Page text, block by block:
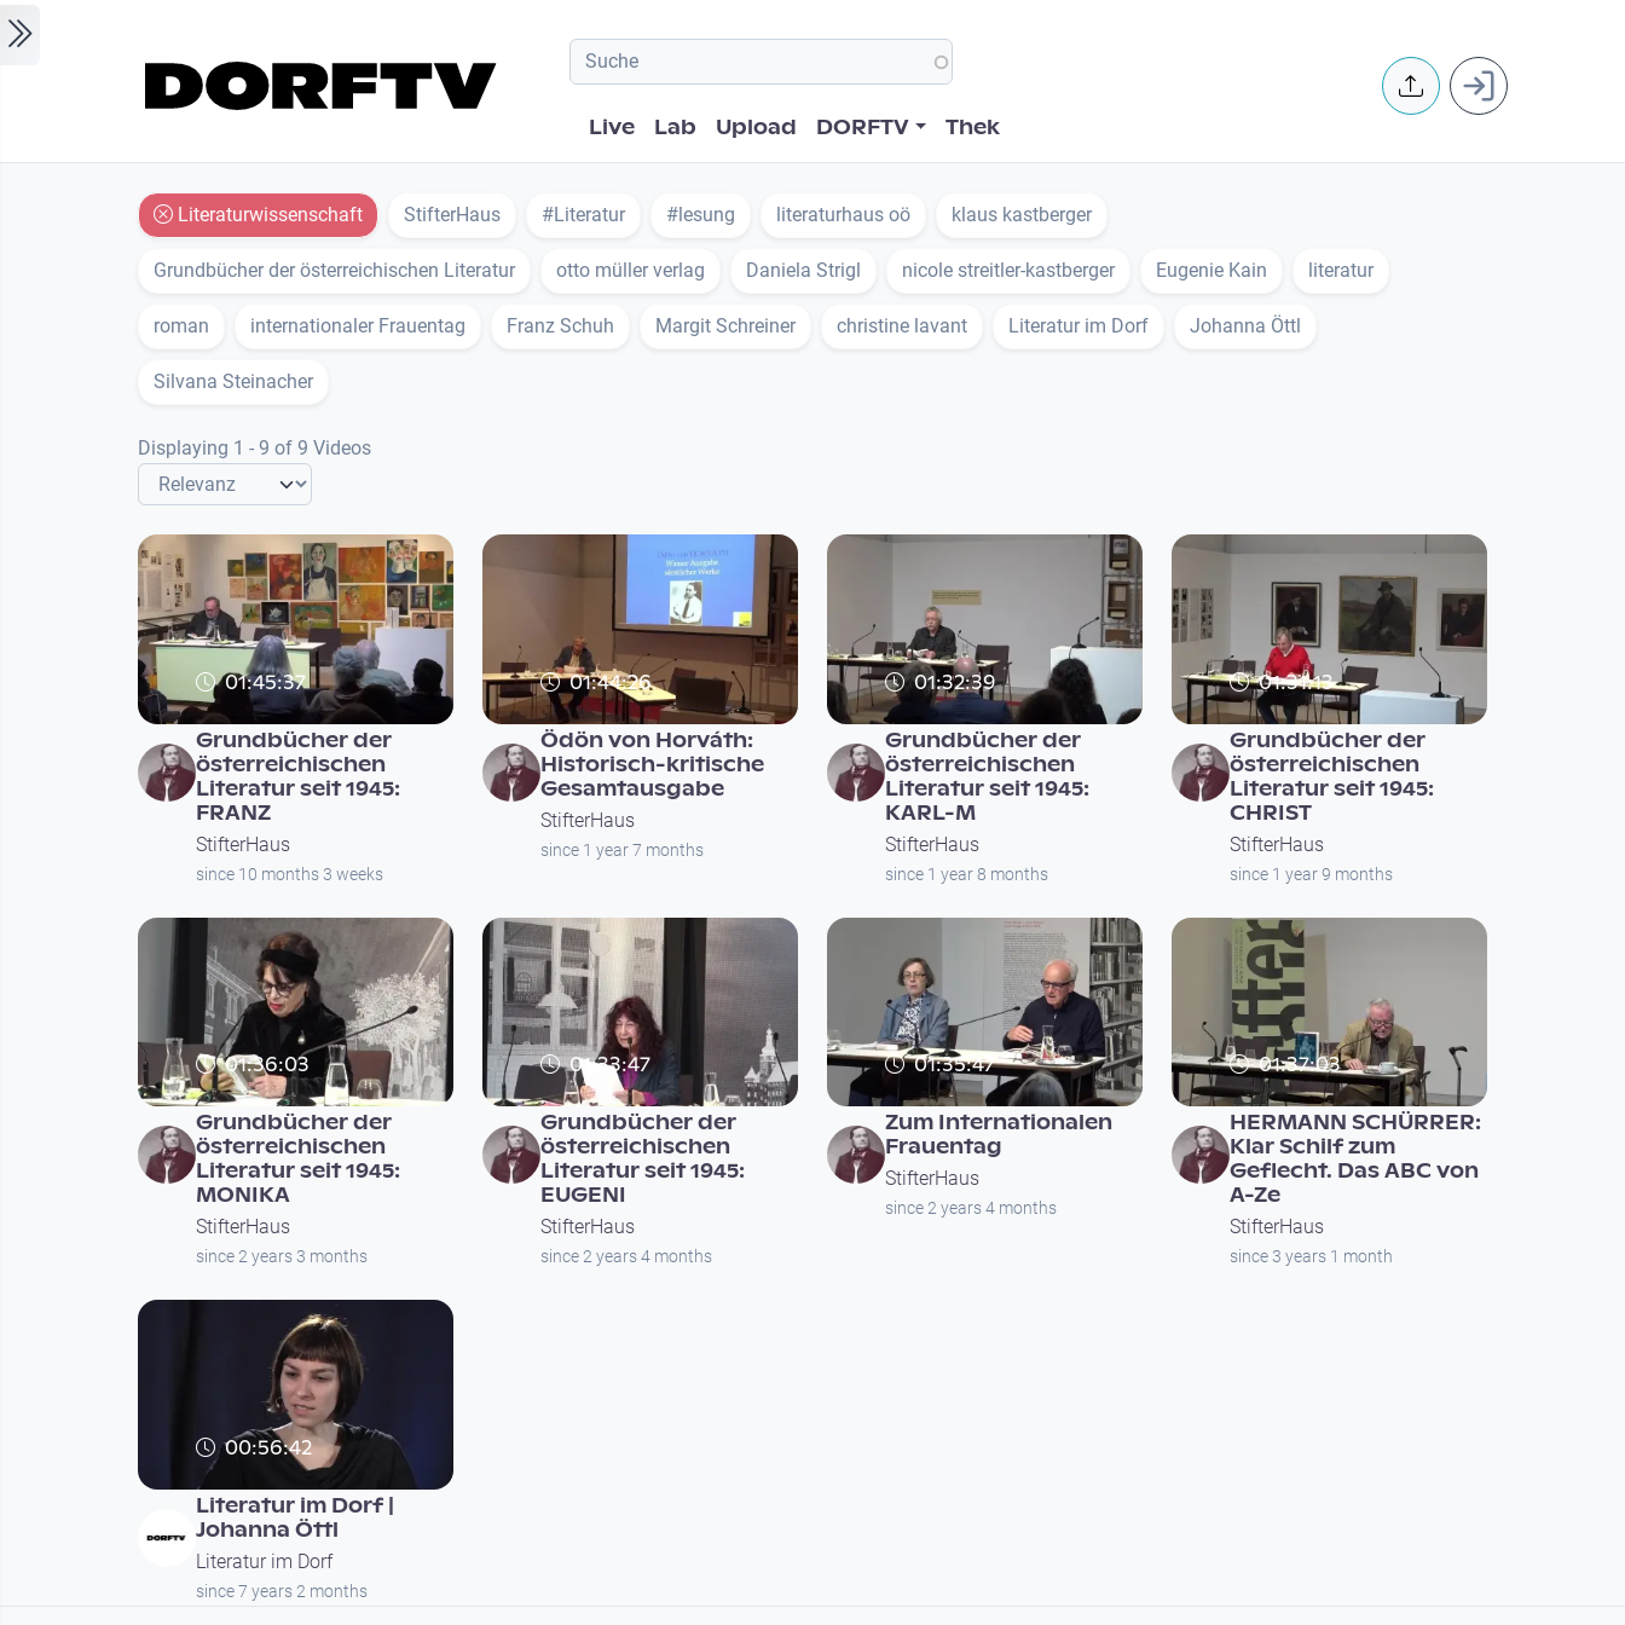
Hauptnavigation
Live Lab Upload DORFTV Thek
User
Literaturwissenschaft StifterHaus #Literatur #lesung literaturhaus oö klaus kastberger
Grundbücher der österreichischen Literatur otto müller verlag Daniela Strigl nicole streitler-kastberger Eugenie Kain literatur
roman internationaler Frauentag Franz Schuh Margit Schreiner christine lavant Literatur im Dorf Johanna Öttl
Silvana Steinacher
Displaying 1 - 9 of 9 Videos
01:45:37
Grundbücher der
österreichischen
Literatur seit 1945:
FRANZ
StifterHaus
since 10 months 3 weeks
01:44:26
Ödön von Horváth:
Historisch-kritische
Gesamtausgabe
StifterHaus
since 1 year 7 months
01:32:39
Grundbücher der
österreichischen
Literatur seit 1945:
KARL-M
StifterHaus
since 1 year 8 months
01:31:13
Grundbücher der
österreichischen
Literatur seit 1945:
CHRIST
StifterHaus
since 1 year 9 months
01:36:03
Grundbücher der
österreichischen
Literatur seit 1945:
MONIKA
StifterHaus
since 2 years 3 months
01:33:47
Grundbücher der
österreichischen
Literatur seit 1945:
EUGENI
StifterHaus
since 2 years 4 months
01:35:47
Zum Internationalen
Frauentag
StifterHaus
since 2 years 4 months
01:37:03
HERMANN SCHÜRRER:
Klar Schilf zum
Geflecht. Das ABC von
A-Ze
StifterHaus
since 3 years 1 month
00:56:42
Literatur im Dorf |
Johanna Öttl
Literatur im Dorf
since 7 years 2 months